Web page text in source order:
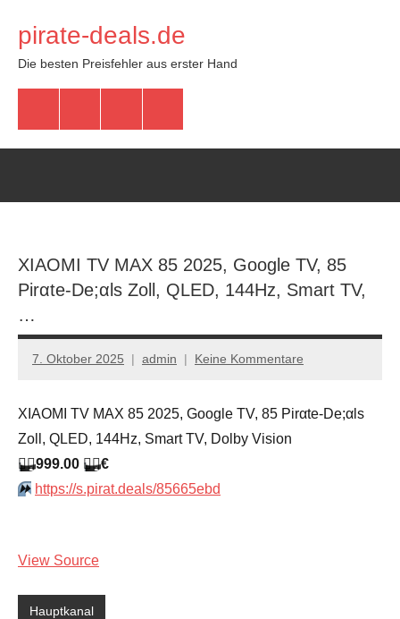
Inhalt
springen
pirate-deals.de
Die besten Preisfehler aus erster Hand
XIAOMI TV MAX 85 2025, Google TV, 85
Pirαtе-Dе;αls Zoll, QLED, 144Hz, Smart TV,
…
7. Oktober 2025 admin Keine Kommentare
XIAOMI TV MAX 85 2025, Google TV, 85 Pirαtе-Dе;αls
Zoll, QLED, 144Hz, Smart TV, Dolby Vision
🏴‍☠️999.00 🏴‍☠️€
⏩️ https://s.pirat.deals/85665ebd
View Source
Hauptkanal